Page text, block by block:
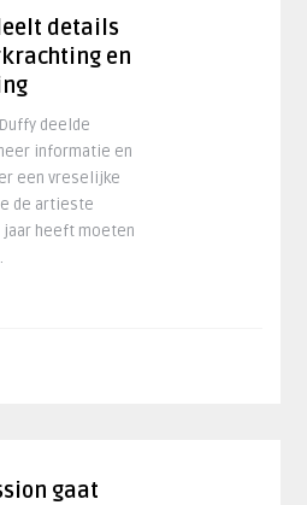
details
en
deelde
informatie en
een vreselijke
de artieste
jaar heeft moeten
gaat